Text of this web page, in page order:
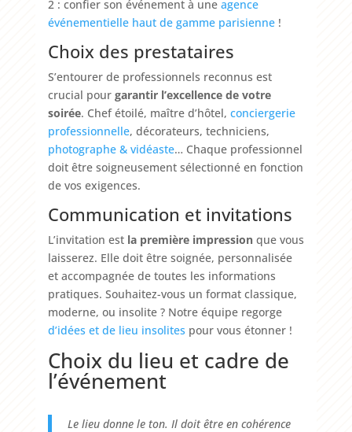
2 : confier son événement à une agence
événementielle haut de gamme parisienne!
Choix des prestataires
S’entourer de professionnels reconnus est
crucial pour garantir l’excellence de votre
soirée. Chef étoilé, maître d’hôtel, conciergerie
professionnelle, décorateurs, techniciens,
photographe & vidéaste… Chaque professionnel
doit être soigneusement sélectionné en fonction
de vos exigences.
Communication et invitations
L’invitation est la première impressionque vous
laisserez. Elle doit être soignée, personnalisée
et accompagnée de toutes les informations
pratiques. Souhaitez-vous un format classique,
moderne, ou insolite ? Notre équipe regorge
d’idées et de lieu insolites pour vous étonner !
Choix du lieu et cadre de
l’événement
Le lieu donne le ton. Il doit être en cohérence